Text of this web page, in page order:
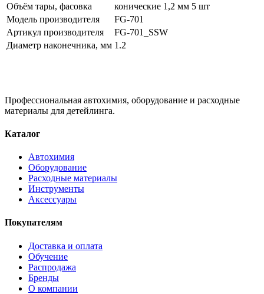
Объём тары, фасовка
конические 1,2 мм 5 шт
Модель производителя
FG-701
Артикул производителя
FG-701_SSW
Диаметр наконечника, мм 1.2
Профессиональная автохимия, оборудование и расходные
материалы для детейлинга.
Каталог
Автохимия
Оборудование
Расходные материалы
Инструменты
Аксессуары
Покупателям
Доставка и оплата
Обучение
Распродажа
Бренды
О компании